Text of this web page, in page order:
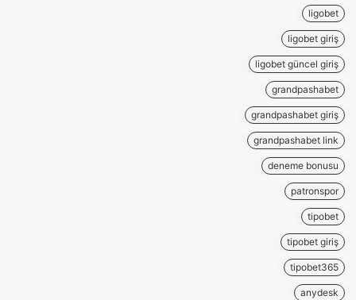
ligobet
ligobet giriş
ligobet güncel giriş
grandpashabet
grandpashabet giriş
grandpashabet link
deneme bonusu
patronspor
tipobet
tipobet giriş
tipobet365
anydesk